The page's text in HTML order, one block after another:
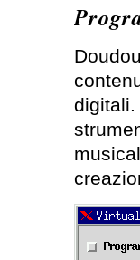
digitali.